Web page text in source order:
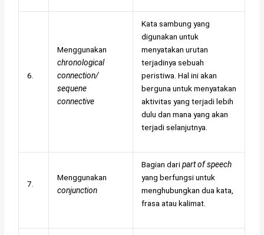
6.
Menggunakan
chronological
connection/
sequene
connective
Kata sambung yang
digunakan untuk
menyatakan urutan
terjadinya sebuah
peristiwa. Hal ini akan
berguna untuk menyatakan
aktivitas yang terjadi lebih
dulu dan mana yang akan
terjadi selanjutnya.
7.
Menggunakan
conjunction
Bagian daripart of speech
yang berfungsi untuk
menghubungkan dua kata,
frasa atau kalimat.